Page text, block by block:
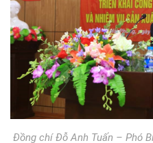
Đồng chí Đỗ Anh Tuấn – Phó